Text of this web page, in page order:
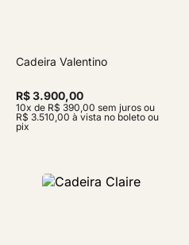
Cadeira Valentino
R$ 3.900,00
10x de R$ 390,00 sem juros ou
R$ 3.510,00 à vista no boleto ou
pix